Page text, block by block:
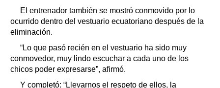
El entrenador también se mostró conmovido por lo
ocurrido dentro del vestuario ecuatoriano después de la
eliminación.
“Lo que pasó recién en el vestuario ha sido muy
conmovedor, muy lindo escuchar a cada uno de los
chicos poder expresarse”, afirmó.
Y completó: “Llevarnos el respeto de ellos, la